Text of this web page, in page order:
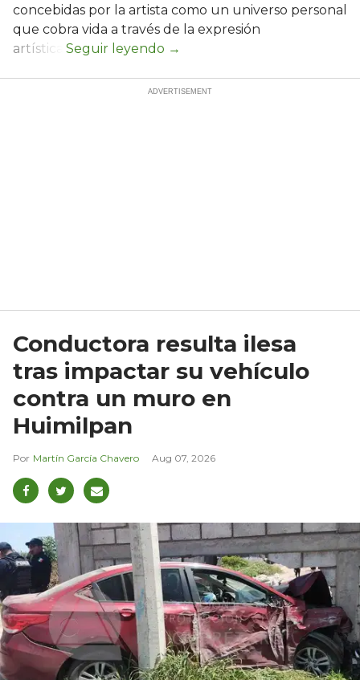
concebidas por la artista como un universo personal
que cobra vida a través de la expresión
artística.
Conductora resulta ilesa
tras impactar su vehículo
contra un muro en
Huimilpan
Martín García Chavero Aug 07, 2026